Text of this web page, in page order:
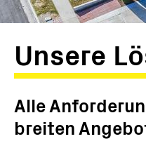
Unsere
Alle
breiten